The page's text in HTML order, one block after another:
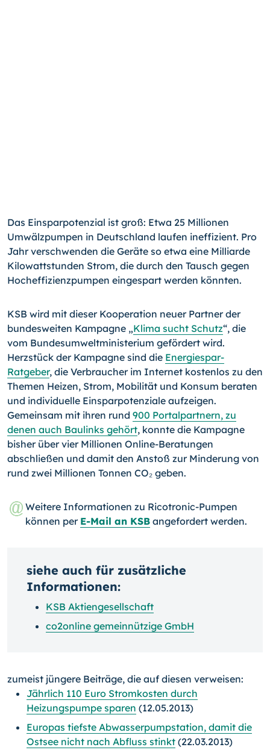
Das Einsparpotenzial ist groß: Etwa 25 Millionen
Umwälzpumpen in Deutschland laufen ineffizient. Pro
Jahr verschwenden die Geräte so etwa eine Milliarde
Kilowattstunden Strom, die durch den Tausch gegen
Hocheffizienzpumpen eingespart werden könnten.
KSB wird mit dieser Kooperation neuer Partner der
bundesweiten Kampagne „Klima sucht Schutz“, die
vom Bundesumweltministerium gefördert wird.
Herzstück der Kam­pagne sind die Energiespar-
Ratgeber, die Verbraucher im Internet kostenlos zu den
Themen Heizen, Strom, Mobilität und Konsum beraten
und individuelle Einsparpoten­ziale aufzeigen.
Gemeinsam mit ihren rund 900 Portalpartnern, zu
denen auch Baulinks gehört, konnte die Kampagne
bisher über vier Millionen Online-Beratungen
abschließen und damit den Anstoß zur Minderung von
rund zwei Millionen Tonnen CO₂ geben.
Weitere Informationen zu Ricotronic-Pumpen
können per E-Mail an KSB angefordert werden.
siehe auch für zusätzliche
Informationen:
KSB Aktiengesellschaft
co2online gemeinnützige GmbH
zumeist jüngere Beiträge, die auf diesen verweisen:
Jährlich 110 Euro Stromkosten durch
Heizungspumpe sparen (12.05.2013)
Europas tiefste Abwasserpumpstation, damit die
Ostsee nicht nach Abfluss stinkt (22.03.2013)